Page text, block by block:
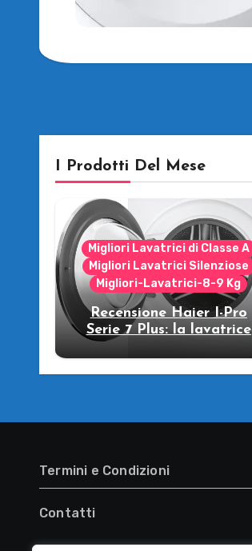
I Prodotti Del Mese
Migliori Lavatrici di Classe A
Migliori Lavatrici Silenziose
Migliori-Lavatrici-8-9 Kg
Recensione Haier I-Pro
Serie 7 Plus: la lavatrice
che strizza l’occhio al
futuro!
Termini e Condizioni
Contatti